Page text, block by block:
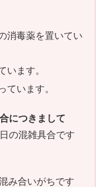
消毒薬を置いてい
います。
ています。
につきまして
の混雑具合です
み合いがちです